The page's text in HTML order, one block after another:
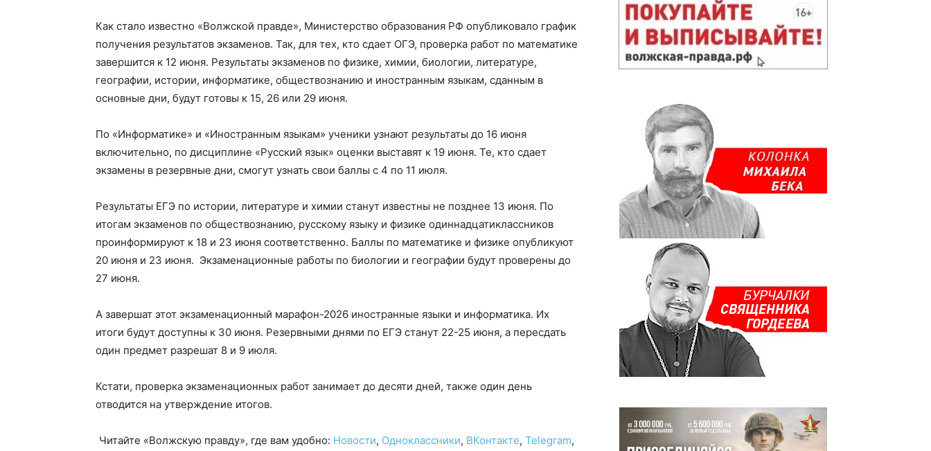
Как стало известно «Волжской правде», Министерство образования РФ опубликовало график
получения результатов экзаменов. Так, для тех, кто сдает ОГЭ, проверка работ по математике
завершится к 12 июня. Результаты экзаменов по физике, химии, биологии, литературе,
географии, истории, информатике, обществознанию и иностранным языкам, сданным в
основные дни, будут готовы к 15, 26 или 29 июня.
По «Информатике» и «Иностранным языкам» ученики узнают результаты до 16 июня
включительно, по дисциплине «Русский язык» оценки выставят к 19 июня. Те, кто сдает
экзамены в резервные дни, смогут узнать свои баллы с 4 по 11 июля.
Результаты ЕГЭ по истории, литературе и химии станут известны не позднее 13 июня. По
итогам экзаменов по обществознанию, русскому языку и физике одиннадцатиклассников
проинформируют к 18 и 23 июня соответственно. Баллы по математике и физике опубликуют
20 июня и 23 июня. Экзаменационные работы по биологии и географии будут проверены до
27 июня.
А завершат этот экзаменационный марафон-2026 иностранные языки и информатика. Их
итоги будут доступны к 30 июня. Резервными днями по ЕГЭ станут 22-25 июня, а пересдать
один предмет разрешат 8 и 9 июля.
Кстати, проверка экзаменационных работ занимает до десяти дней, также один день
отводится на утверждение итогов.
Читайте «Волжскую правду», где вам удобно: Новости, Одноклассники, ВКонтакте, Telegram,